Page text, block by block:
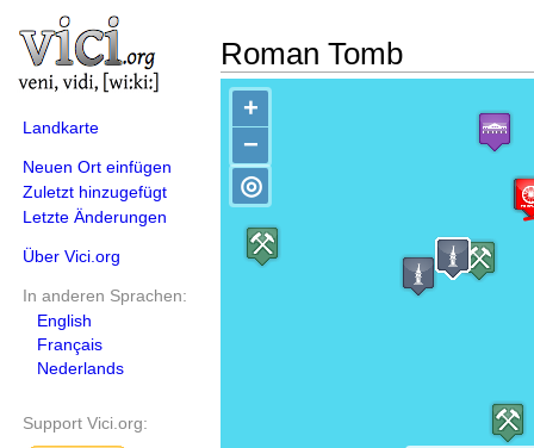
Landkarte
Neuen Ort einfügen
Zuletzt hinzugefügt
Letzte Änderungen
Über Vici.org
In anderen Sprachen:
English
Français
Nederlands
Support Vici.org:
Roman Tomb
+
−
◎